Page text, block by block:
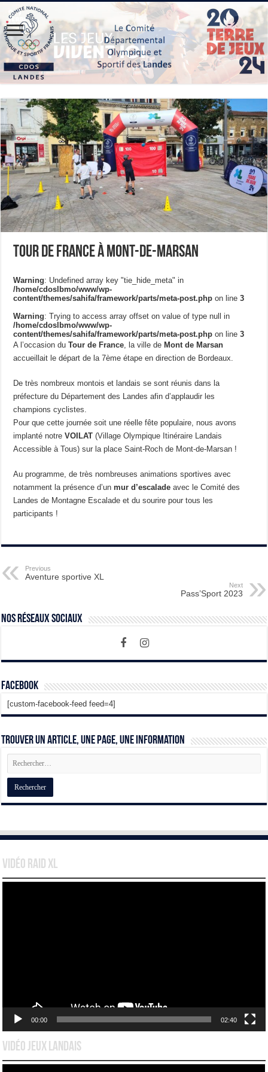
Tour de France à Mont-de-Marsan
Warning: Undefined array key "tie_hide_meta" in
/home/cdoslbmo/www/wp-
content/themes/sahifa/framework/parts/meta-post.php on line3
Warning: Trying to access array offset on value of type null in
/home/cdoslbmo/www/wp-
content/themes/sahifa/framework/parts/meta-post.php on line3
A l’occasion duTour de France, la ville de Mont de Marsan
accueillait le départ de la 7ème étape en direction de Bordeaux.
De très nombreux montois et landais se sont réunis dans la
préfecture du Département des Landes afin d’applaudir les
champions cyclistes.
Pour que cette journée soit une réelle fête populaire, nous avons
implanté notreVOILAT (Village Olympique Itinéraire Landais
Accessible à Tous) sur la place Saint-Roch de Mont-de-Marsan !
Au programme, de très nombreuses animations sportives avec
notamment la présence d’unmur d’escalade avec leComité des
Landes de Montagne Escalade et du sourire pour tous les
participants !
Previous
Aventure sportive XL
Next
Pass’Sport 2023
Nos Réseaux Sociaux
Facebook
[custom-facebook-feed feed=4]
Trouver un article, une page, une information
Vidéo Raid XL
00:00 02:40
Vidéo Jeux Landais